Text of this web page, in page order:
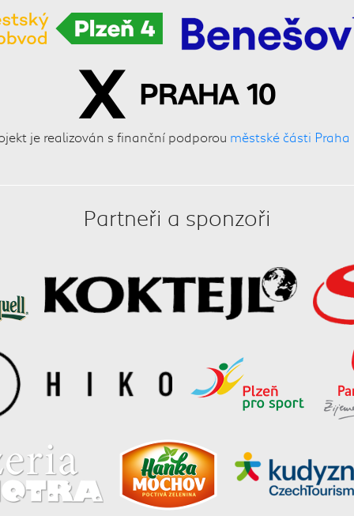
je realizován s finanční podporou městské části Praha
Partneři a sponzoři